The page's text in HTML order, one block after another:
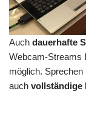
Auch dauerhafte
Webcam-Streams
möglich.
auch vollständige